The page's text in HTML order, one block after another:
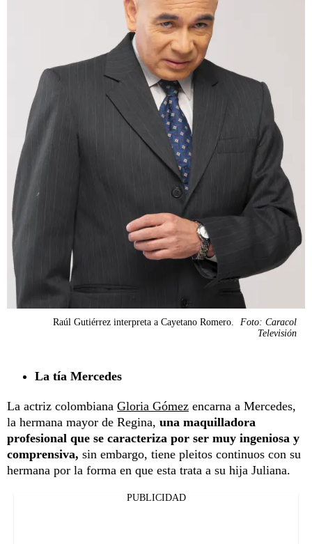
Raúl Gutiérrez interpreta a Cayetano Romero.
Foto: Caracol
Televisión
La tía Mercedes
La actriz colombiana Gloria Gómez encarna a Mercedes,
la hermana mayor de Regina, una maquilladora
profesional que se caracteriza por ser muy ingeniosa y
comprensiva, sin embargo, tiene pleitos continuos con su
hermana por la forma en que esta trata a su hija Juliana.
PUBLICIDAD